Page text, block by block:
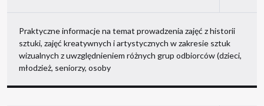
Praktyczne informacje na temat prowadzenia zajęć z historii
sztuki, zajęć kreatywnych i artystycznych w zakresie sztuk
wizualnych z uwzględnieniem różnych grup odbiorców (dzieci,
młodzież, seniorzy, osoby